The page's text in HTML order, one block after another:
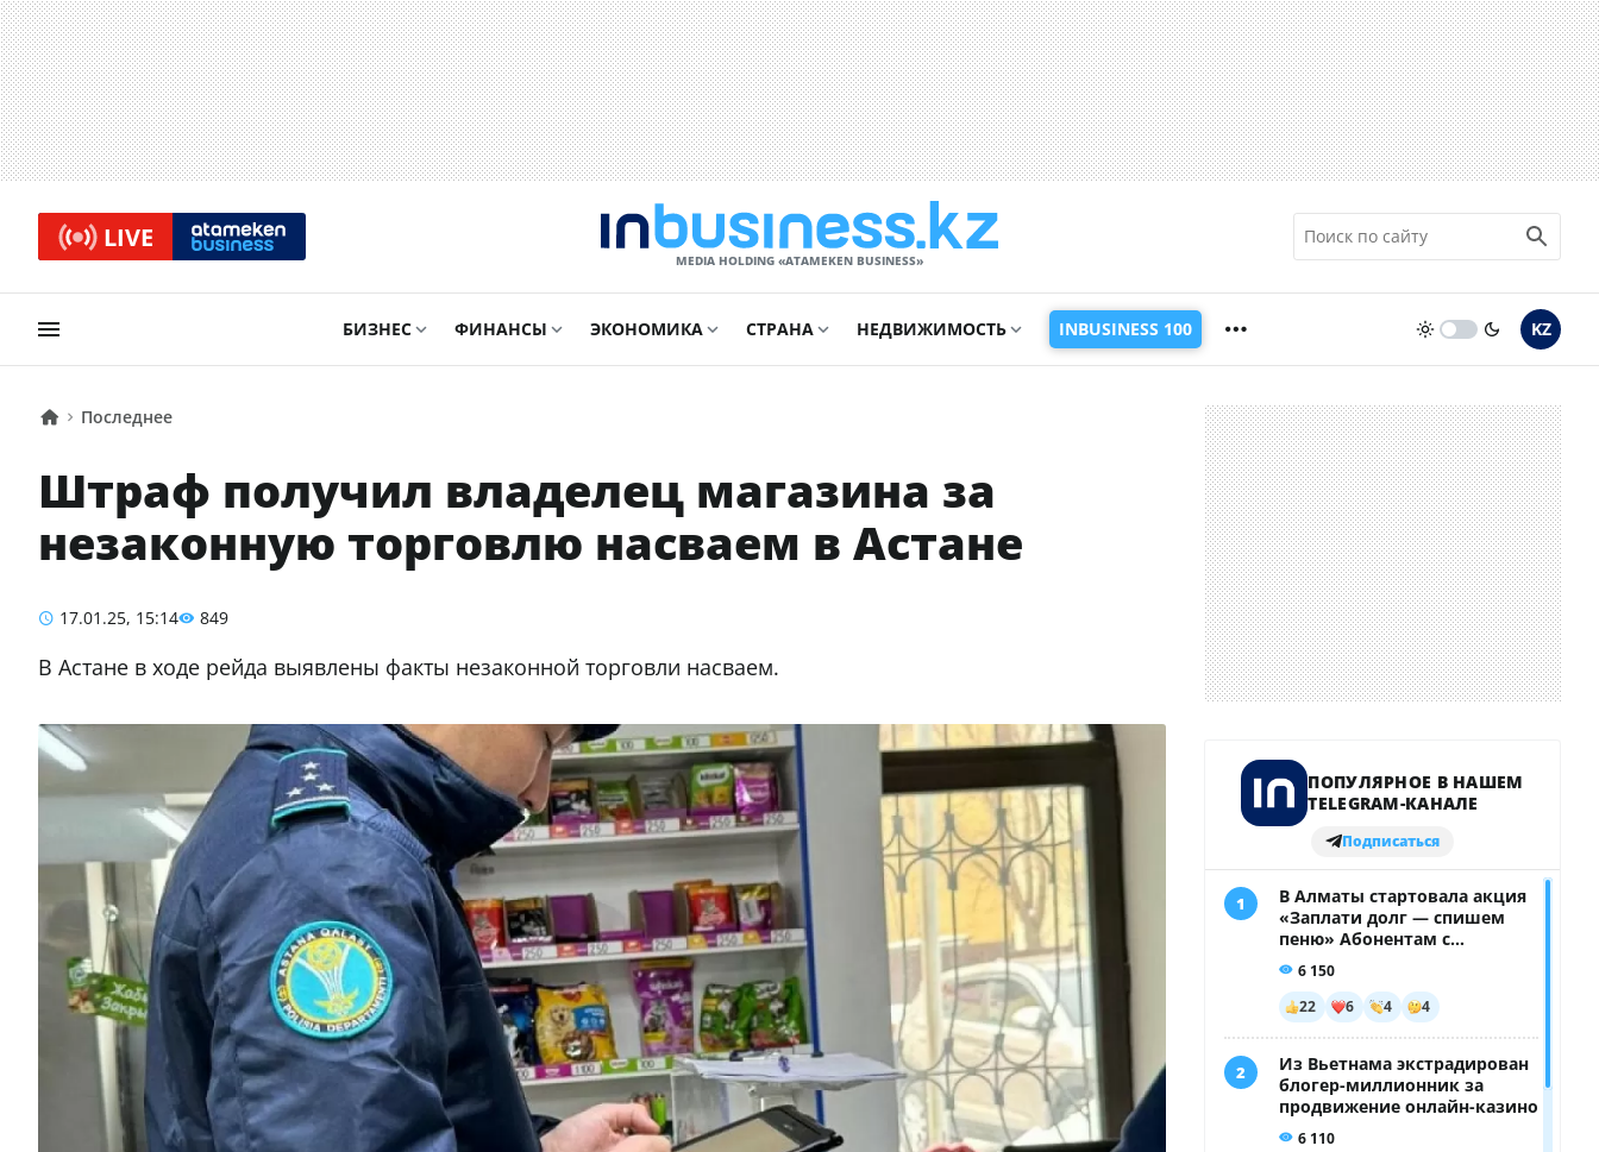
LIVE
MEDIA HOLDING «ATAMEKЕN BUSINESS»
БИЗНЕС ФИНАНСЫ ЭКОНОМИКА СТРАНА НЕДВИЖИМОСТЬ INBUSINESS 100 KZ
Последнее
Штраф получил владелец магазина за
незаконную торговлю насваем в Астане
17.01.25, 15:14 849
В Астане в ходе рейда выявлены факты незаконной торговли насваем.